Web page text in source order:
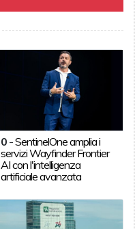
0 -SentinelOne amplia i
servizi Wayfinder Frontier
AI con l'intelligenza
artificiale avanzata